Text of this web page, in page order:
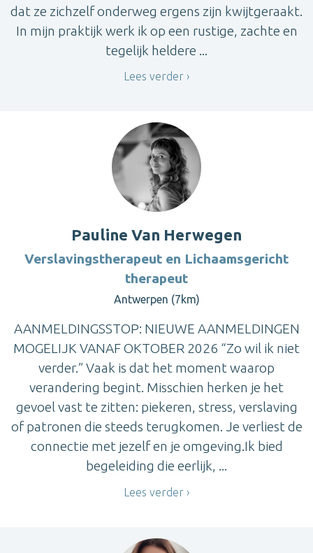
dat ze zichzelf onderweg ergens zijn kwijtgeraakt.
In mijn praktijk werk ik op een rustige, zachte en
tegelijk heldere ...
Lees verder
Pauline Van Herwegen
Verslavingstherapeut en Lichaamsgericht
therapeut
Antwerpen (7km)
AANMELDINGSSTOP: NIEUWE AANMELDINGEN
MOGELIJK VANAF OKTOBER 2026 “Zo wil ik niet
verder.” Vaak is dat het moment waarop
verandering begint. Misschien herken je het
gevoel vast te zitten: piekeren, stress, verslaving
of patronen die steeds terugkomen. Je verliest de
connectie met jezelf en je omgeving.Ik bied
begeleiding die eerlijk, ...
Lees verder